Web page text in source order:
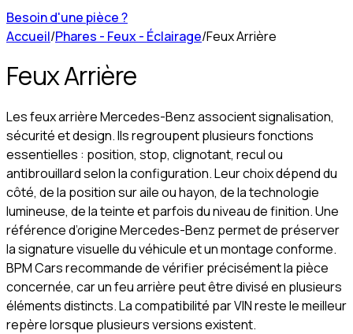
Besoin d'une pièce ?
Accueil/Phares - Feux - Éclairage/Feux Arrière
Feux Arrière
Les feux arrière Mercedes-Benz associent signalisation,
sécurité et design. Ils regroupent plusieurs fonctions
essentielles : position, stop, clignotant, recul ou
antibrouillard selon la configuration. Leur choix dépend du
côté, de la position sur aile ou hayon, de la technologie
lumineuse, de la teinte et parfois du niveau de finition. Une
référence d’origine Mercedes-Benz permet de préserver
la signature visuelle du véhicule et un montage conforme.
BPM Cars recommande de vérifier précisément la pièce
concernée, car un feu arrière peut être divisé en plusieurs
éléments distincts. La compatibilité par VIN reste le meilleur
repère lorsque plusieurs versions existent.